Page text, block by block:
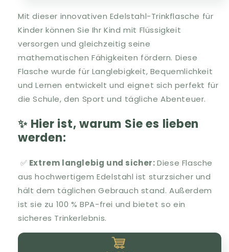
Mit dieser innovativen Edelstahl-Trinkflasche für
Kinder können Sie Ihr Kind mit Flüssigkeit
versorgen und gleichzeitig seine
mathematischen Fähigkeiten fördern. Diese
Flasche wurde für Langlebigkeit, Bequemlichkeit
und Lernen entwickelt und eignet sich perfekt für
die Schule, den Sport und tägliche Abenteuer.
✨ Hier ist, warum Sie es lieben
werden:
✅ Extrem langlebig und sicher:Diese Flasche
aus hochwertigem Edelstahl ist sturzsicher und
hält dem täglichen Gebrauch stand. Außerdem
ist sie zu 100 % BPA-frei und bietet so ein
sicheres Trinkerlebnis.